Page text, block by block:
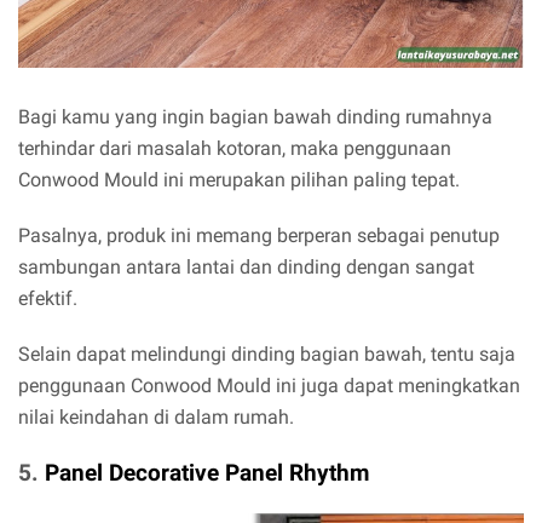
Bagi kamu yang ingin bagian bawah dinding rumahnya
terhindar dari masalah kotoran, maka penggunaan
Conwood Mould ini merupakan pilihan paling tepat.
Pasalnya, produk ini memang berperan sebagai penutup
sambungan antara lantai dan dinding dengan sangat
efektif.
Selain dapat melindungi dinding bagian bawah, tentu saja
penggunaan Conwood Mould ini juga dapat meningkatkan
nilai keindahan di dalam rumah.
5. Panel Decorative Panel Rhythm